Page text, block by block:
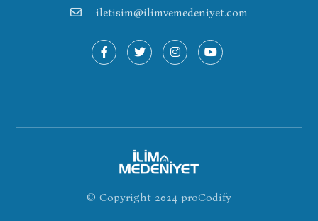
iletisim@ilimvemedeniyet.com
© Copyright 2024 proCodify